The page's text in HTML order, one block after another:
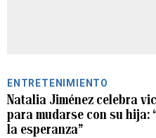
ENTRETENIMIENTO
Natalia Jiménez celebra
para mudarse con su hija:
la esperanza”